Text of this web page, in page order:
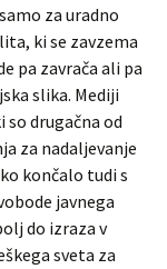
za uradno
ki se zavzema
pa zavrača ali pa
slika. Mediji
drugačna od
za nadaljevanje
končalo tudi s
javnega
do izraza v
sveta za